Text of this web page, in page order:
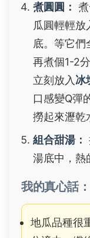
煮圓圓：
瓜圓輕輕放
底。等它們
再煮個1-2
立刻放入冰
口感變Q彈
撈起來瀝乾
組合甜湯：
湯底中，熱
我的真心話：
地瓜品種很